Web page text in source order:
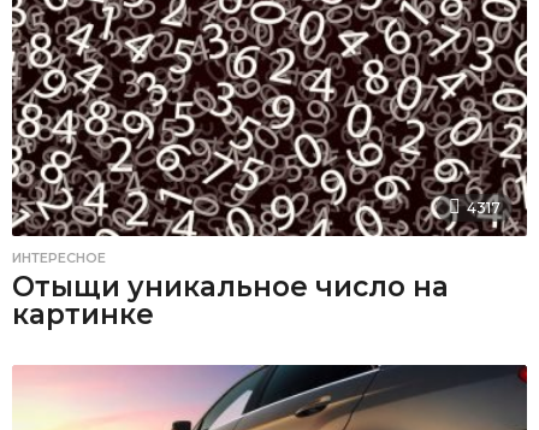
4317
ИНТЕРЕСНОЕ
Отыщи уникальное число на
картинке